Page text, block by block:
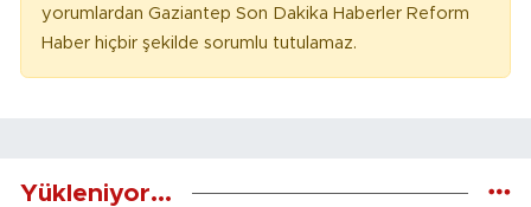
yorumlardan Gaziantep Son Dakika Haberler Reform
Haber hiçbir şekilde sorumlu tutulamaz.
Yükleniyor...